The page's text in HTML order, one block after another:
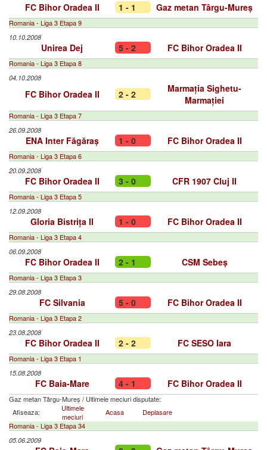
FC Bihor Oradea II 1 - 1 Gaz metan Târgu-Mureș
Romania - Liga 3 Etapa 9
10.10.2008
Unirea Dej 5 - 2 FC Bihor Oradea II
Romania - Liga 3 Etapa 8
04.10.2008
FC Bihor Oradea II 2 - 2
Marmația Sighetu-
Marmației
Romania - Liga 3 Etapa 7
26.09.2008
ENA Inter Făgăraș 1 - 0 FC Bihor Oradea II
Romania - Liga 3 Etapa 6
20.09.2008
FC Bihor Oradea II 3 - 0 CFR 1907 Cluj II
Romania - Liga 3 Etapa 5
12.09.2008
Gloria Bistrița II 1 - 0 FC Bihor Oradea II
Romania - Liga 3 Etapa 4
06.09.2008
FC Bihor Oradea II 2 - 1 CSM Sebeș
Romania - Liga 3 Etapa 3
29.08.2008
FC Silvania 5 - 0 FC Bihor Oradea II
Romania - Liga 3 Etapa 2
23.08.2008
FC Bihor Oradea II 2 - 2 FC SESO Iara
Romania - Liga 3 Etapa 1
15.08.2008
FC Baia-Mare 4 - 1 FC Bihor Oradea II
Gaz metan Târgu-Mureș / Ultimele meciuri disputate:
Afiseaza:
Ultimele
meciuri
Acasa
Deplasare
Romania - Liga 3 Etapa 34
05.06.2009